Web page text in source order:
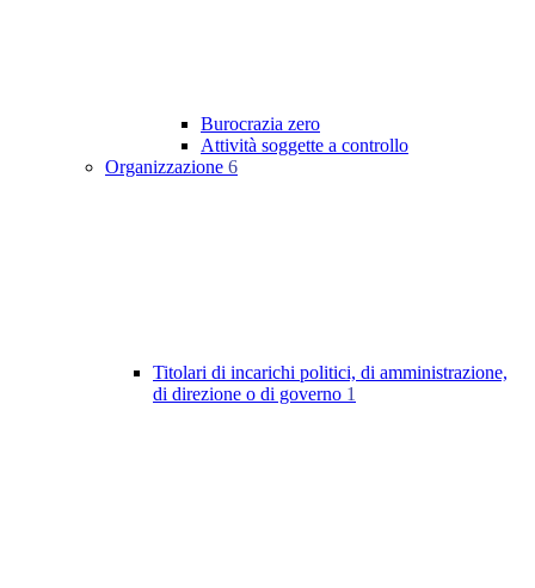
Burocrazia zero
Attività soggette a controllo
Organizzazione 6
Titolari di incarichi politici, di amministrazione,
di direzione o di governo 1